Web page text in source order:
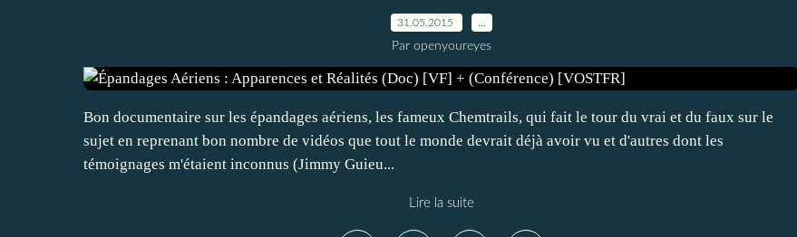
31.05.2015
Par openyoureyes
Bon documentaire sur les épandages aériens, les fameux Chemtrails, qui fait le tour du vrai et du faux sur le
sujet en reprenant bon nombre de vidéos que tout le monde devrait déjà avoir vu et d'autres dont les
témoignages m'étaient inconnus (Jimmy Guieu...
Lire la suite